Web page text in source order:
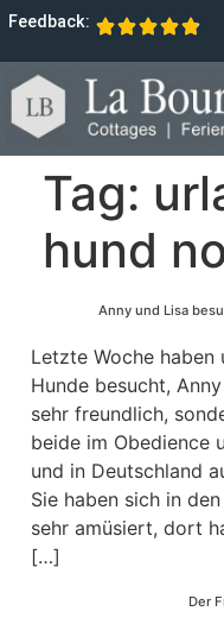
Feedback:
Tag:
hund
Anny und Lisa
Letzte Woche haben
Hunde besucht,
sehr freundlich,
beide im Obedience
und in Deutschland
Sie haben sich in
sehr amüsiert, dort
[…]
Der